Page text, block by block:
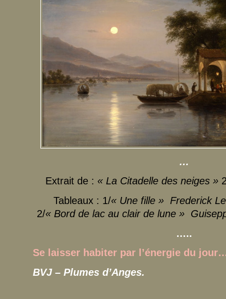
…
Extrait de : « La Citadelle des neiges »
Tableaux : 1/« Une fille » Frederick
2/« Bord de lac au clair de lune »
…..
Se laisser habiter par l’énergie du
BVJ – Plumes d’Anges.